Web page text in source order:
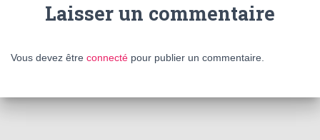
Laisser un commentaire
Vous devez être connecté pour publier un commentaire.